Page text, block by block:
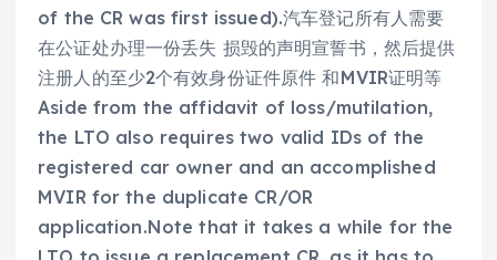
of the CR was first issued).汽车登记所有人需要
在公证处办理一份丢失 损毁的声明宣誓书，然后提供
注册人的至少2个有效身份证件原件 和MVIR证明等
Aside from the affidavit of loss/mutilation,
the LTO also requires two valid IDs of the
registered car owner and an accomplished
MVIR for the duplicate CR/OR
application.Note that it takes a while for the